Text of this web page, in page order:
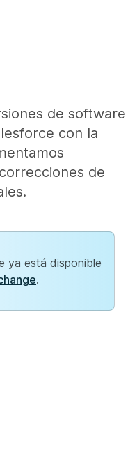
de software
con la
de
ya está disponible
.